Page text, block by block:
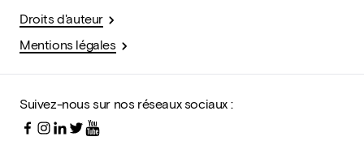
Droits d'auteur
Mentions légales
Suivez-nous sur nos réseaux sociaux :